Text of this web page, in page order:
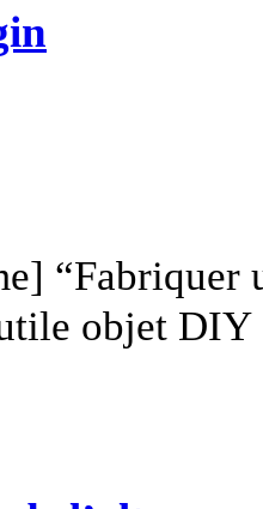
“Fabriquer
objet